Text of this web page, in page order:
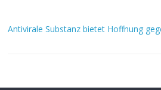
Antivirale Substanz bietet Hoffnung